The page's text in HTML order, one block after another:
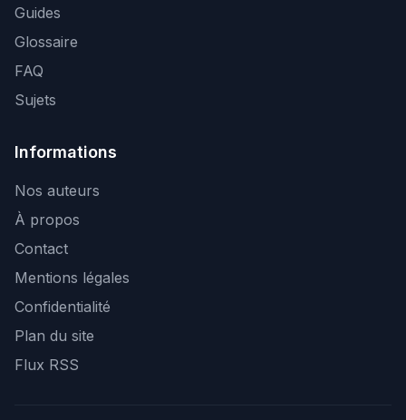
Guides
Glossaire
FAQ
Sujets
Informations
Nos auteurs
À propos
Contact
Mentions légales
Confidentialité
Plan du site
Flux RSS